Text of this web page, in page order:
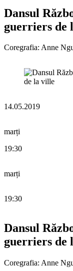
Dansul
guerriers de
Coregrafia: Anne
14.05.2019
marți
19:30
marți
19:30
Dansul
guerriers de
Coregrafia: Anne